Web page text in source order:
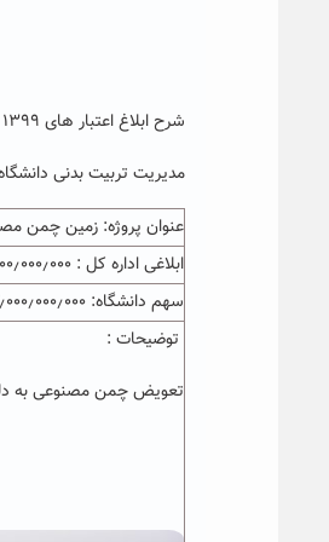
شرح ابلاغ اعتبار های ۱۳۹۹
مدیریت تربیت بدنی
عنوان پروژه: زمین چمن
ابلاغی اداره کل : ۱٫۰۰۰٫۰۰۰٫۰۰۰ ریال
سهم دانشگاه: ۲٫۰۰۰٫۰۰۰٫۰۰۰ ریال
توضیحات :
تعویض چمن مصنوعی به